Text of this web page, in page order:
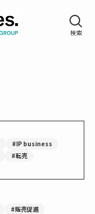
#IP business
#転売
#販売促進